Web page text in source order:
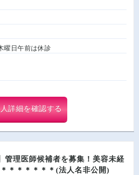
曜日午前は休診
詳細を確認する
管理医師候補者を募集！美容未経
＊＊＊＊＊＊(法人名非公開)